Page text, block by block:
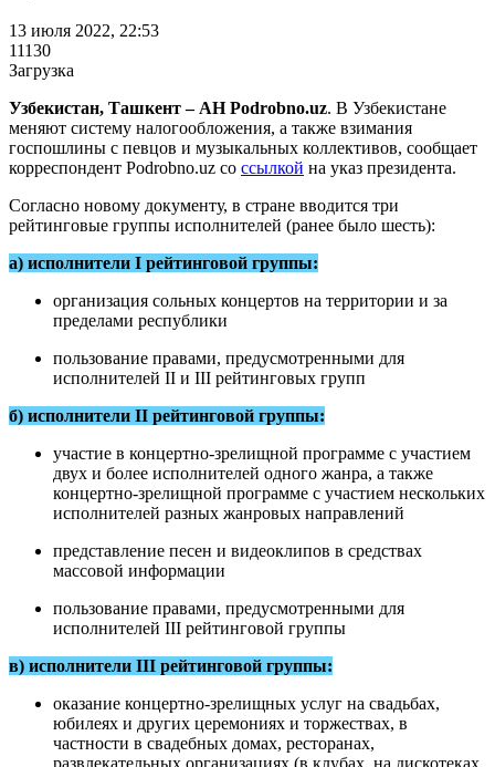
13 июля 2022, 22:53
11130
Загрузка
Узбекистан, Ташкент – АН Podrobno.uz. В Узбекистане
меняют систему налогообложения, а также взимания
госпошлины с певцов и музыкальных коллективов, сообщает
корреспондент Podrobno.uz со ссылкой на указ президента.
Согласно новому документу, в стране вводится три
рейтинговые группы исполнителей (ранее было шесть):
а) исполнители I рейтинговой группы:
организация сольных концертов на территории и за
пределами республики
пользование правами, предусмотренными для
исполнителей II и III рейтинговых групп
б) исполнители II рейтинговой группы:
участие в концертно-зрелищной программе с участием
двух и более исполнителей одного жанра, а также
концертно-зрелищной программе с участием нескольких
исполнителей разных жанровых направлений
представление песен и видеоклипов в средствах
массовой информации
пользование правами, предусмотренными для
исполнителей III рейтинговой группы
в) исполнители III рейтинговой группы:
оказание концертно-зрелищных услуг на свадьбах,
юбилеях и других церемониях и торжествах, в
частности в свадебных домах, ресторанах,
развлекательных организациях (в клубах, на дискотеках,